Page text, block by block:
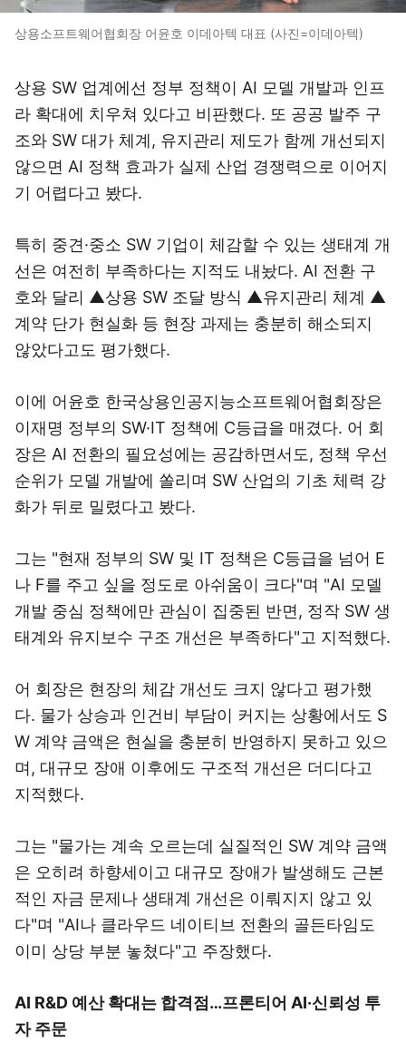
상용소프트웨어협회장 어윤호 이데아텍 대표 (사진=이데아텍)
상용 SW 업계에선 정부 정책이 AI 모델 개발과 인프
라 확대에 치우쳐 있다고 비판했다. 또 공공 발주 구
조와 SW 대가 체계, 유지관리 제도가 함께 개선되지
않으면 AI 정책 효과가 실제 산업 경쟁력으로 이어지
기 어렵다고 봤다.
특히 중견·중소 SW 기업이 체감할 수 있는 생태계 개
선은 여전히 부족하다는 지적도 내놨다. AI 전환 구
호와 달리 ▲상용 SW 조달 방식 ▲유지관리 체계 ▲
계약 단가 현실화 등 현장 과제는 충분히 해소되지
않았다고도 평가했다.
이에 어윤호 한국상용인공지능소프트웨어협회장은
이재명 정부의 SW·IT 정책에 C등급을 매겼다. 어 회
장은 AI 전환의 필요성에는 공감하면서도, 정책 우선
순위가 모델 개발에 쏠리며 SW 산업의 기초 체력 강
화가 뒤로 밀렸다고 봤다.
그는 "현재 정부의 SW 및 IT 정책은 C등급을 넘어 E
나 F를 주고 싶을 정도로 아쉬움이 크다"며 "AI 모델
개발 중심 정책에만 관심이 집중된 반면, 정작 SW 생
태계와 유지보수 구조 개선은 부족하다"고 지적했다.
어 회장은 현장의 체감 개선도 크지 않다고 평가했
다. 물가 상승과 인건비 부담이 커지는 상황에서도 S
W 계약 금액은 현실을 충분히 반영하지 못하고 있으
며, 대규모 장애 이후에도 구조적 개선은 더디다고
지적했다.
그는 "물가는 계속 오르는데 실질적인 SW 계약 금액
은 오히려 하향세이고 대규모 장애가 발생해도 근본
적인 자금 문제나 생태계 개선은 이뤄지지 않고 있
다"며 "AI나 클라우드 네이티브 전환의 골든타임도
이미 상당 부분 놓쳤다"고 주장했다.
AI R&D 예산 확대는 합격점…프론티어 AI·신뢰성 투
자 주문